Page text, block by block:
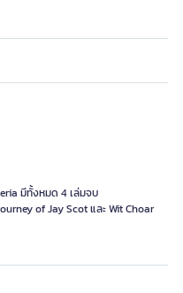
มีทั้งหมด 4 เล่มจบ
of Jay Scot และ Wit Choar